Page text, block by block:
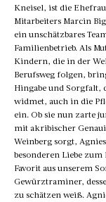
Kneisel, ist die
Mitarbeiters Marcin
ein unschätzbares
Familienbetrieb. Als
Kindern, die in der
Berufsweg folgen,
Hingabe und Sorgfalt,
widmet, auch in die
ein. Ob sie nun zarte
mit akribischer
Weinberg sorgt,
besonderen Liebe
Favorit aus unserem
Gewürztraminer,
zu schätzen weiß.